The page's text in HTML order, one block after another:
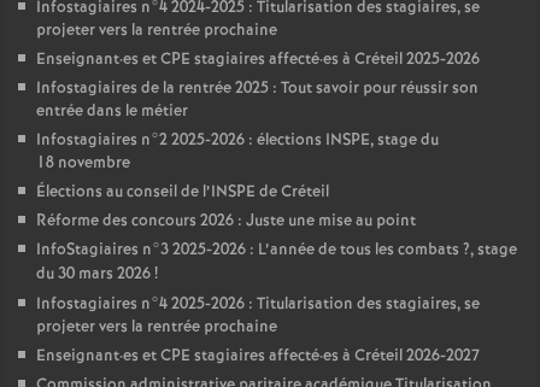
Infostagiaires n°4 2024-2025 : Titularisation des stagiaires, se
projeter vers la rentrée prochaine
Enseignant·es etCPE stagiaires affecté·es à Créteil 2025-2026
Infostagiaires de la rentrée 2025 : Tout savoir pour réussir son
entrée dans le métier
Infostagiaires n°2 2025-2026 : élections INSPE, stage du
18 novembre
Élections au conseil de l’INSPE de Créteil
Réforme des concours 2026 : Juste une mise au point
InfoStagiaires n°3 2025-2026 : L’année de tous les combats ?, stage
du 30 mars 2026!
Infostagiaires n°4 2025-2026 : Titularisation des stagiaires, se
projeter vers la rentrée prochaine
Enseignant·es etCPE stagiaires affecté·es à Créteil 2026-2027